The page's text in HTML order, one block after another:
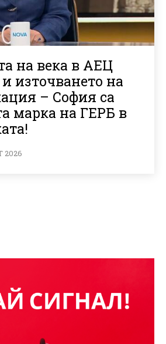
на века в АЕЦ
източването на
– София са
марка на ГЕРБ в